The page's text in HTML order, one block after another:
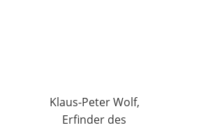
Klaus-Peter Wolf,
Erfinder des